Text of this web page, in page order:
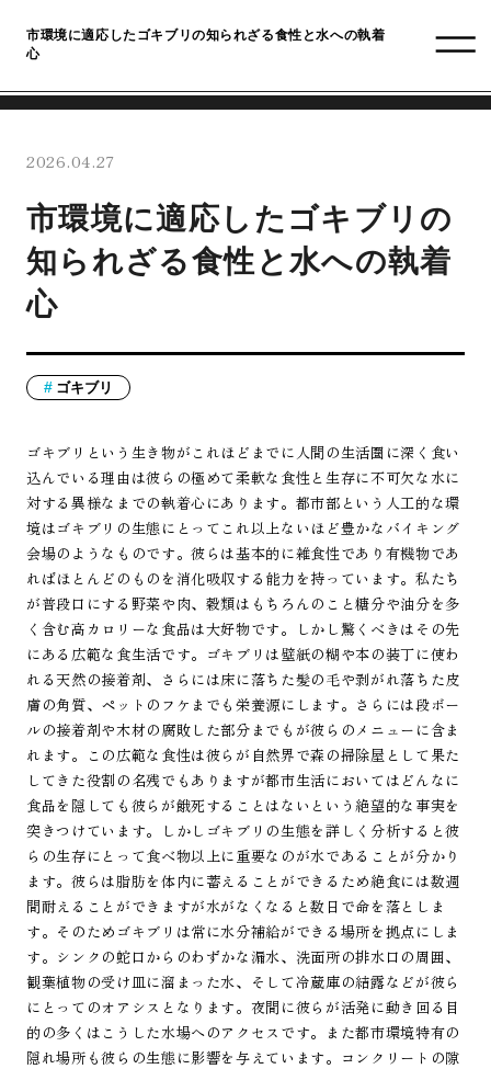
市環境に適応したゴキブリの知られざる食性と水への執着
心
2026.04.27
市環境に適応したゴキブリの
知られざる食性と水への執着
心
ゴキブリ
ゴキブリという生き物がこれほどまでに人間の生活圏に深く食い
込んでいる理由は彼らの極めて柔軟な食性と生存に不可欠な水に
対する異様なまでの執着心にあります。都市部という人工的な環
境はゴキブリの生態にとってこれ以上ないほど豊かなバイキング
会場のようなものです。彼らは基本的に雑食性であり有機物であ
ればほとんどのものを消化吸収する能力を持っています。私たち
が普段口にする野菜や肉、穀類はもちろんのこと糖分や油分を多
く含む高カロリーな食品は大好物です。しかし驚くべきはその先
にある広範な食生活です。ゴキブリは壁紙の糊や本の装丁に使わ
れる天然の接着剤、さらには床に落ちた髪の毛や剥がれ落ちた皮
膚の角質、ペットのフケまでも栄養源にします。さらには段ボー
ルの接着剤や木材の腐敗した部分までもが彼らのメニューに含ま
れます。この広範な食性は彼らが自然界で森の掃除屋として果た
してきた役割の名残でもありますが都市生活においてはどんなに
食品を隠しても彼らが餓死することはないという絶望的な事実を
突きつけています。しかしゴキブリの生態を詳しく分析すると彼
らの生存にとって食べ物以上に重要なのが水であることが分かり
ます。彼らは脂肪を体内に蓄えることができるため絶食には数週
間耐えることができますが水がなくなると数日で命を落としま
す。そのためゴキブリは常に水分補給ができる場所を拠点にしま
す。シンクの蛇口からのわずかな漏水、洗面所の排水口の周囲、
観葉植物の受け皿に溜まった水、そして冷蔵庫の結露などが彼ら
にとってのオアシスとなります。夜間に彼らが活発に動き回る目
的の多くはこうした水場へのアクセスです。また都市環境特有の
隠れ場所も彼らの生態に影響を与えています。コンクリートの隙